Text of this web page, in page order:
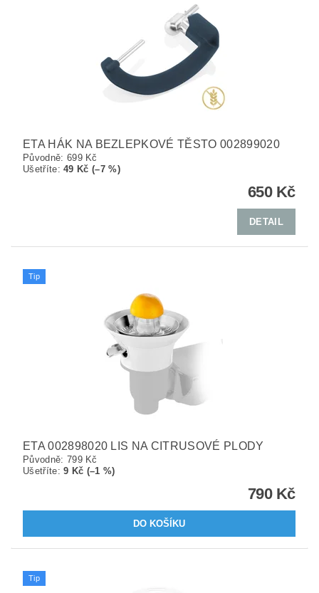
ETA HÁK NA BEZLEPKOVÉ TĚSTO 002899020
Původně: 699 Kč
Ušetříte:49 Kč (–7 %)
650 Kč
DETAIL
Tip
ETA 002898020 LIS NA CITRUSOVÉ PLODY
Původně: 799 Kč
Ušetříte:9 Kč (–1 %)
790 Kč
Tip